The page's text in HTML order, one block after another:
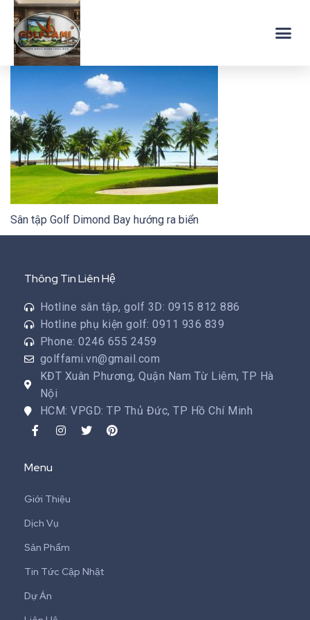
Sân tập Golf Dimond Bay hướng ra biển
Thông Tin Liên Hệ
Hotline sân tập, golf 3D: 0915 812 886
Hotline phụ kiện golf: 0911 936 839
Phone: 0246 655 2459
golffami.vn@gmail.com
KĐT Xuân Phương, Quận Nam Từ Liêm, TP Hà
Nội
HCM: VPGD: TP Thủ Đức, TP Hồ Chí Minh
Menu
Giới Thiệu
Dịch Vụ
Sản Phẩm
Tin Tức Cập Nhật
Dự Án